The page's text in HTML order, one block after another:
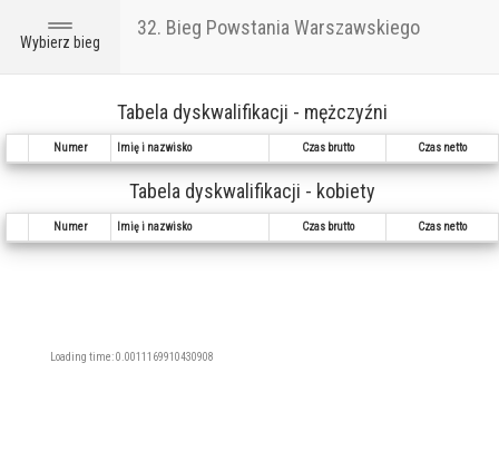
Toggle
navigation
Wybierz bieg
32. Bieg Powstania Warszawskiego
Tabela dyskwalifikacji - mężczyźni
Numer Imię i nazwisko Czas brutto Czas netto
Tabela dyskwalifikacji - kobiety
Numer Imię i nazwisko Czas brutto Czas netto
Loading time: 0.0011169910430908